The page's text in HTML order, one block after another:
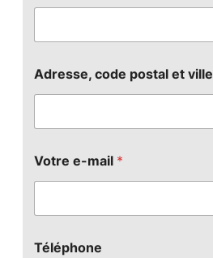
Adresse, code postal et ville
Votre e-mail *
Téléphone